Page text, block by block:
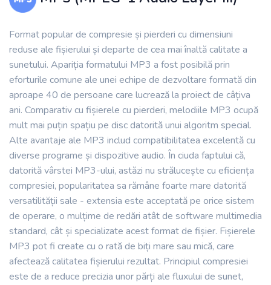
Format popular de compresie și pierderi cu dimensiuni
reduse ale fișierului și departe de cea mai înaltă calitate a
sunetului. Apariția formatului MP3 a fost posibilă prin
eforturile comune ale unei echipe de dezvoltare formată din
aproape 40 de persoane care lucrează la proiect de câțiva
ani. Comparativ cu fișierele cu pierderi, melodiile MP3 ocupă
mult mai puțin spațiu pe disc datorită unui algoritm special.
Alte avantaje ale MP3 includ compatibilitatea excelentă cu
diverse programe și dispozitive audio. În ciuda faptului că,
datorită vârstei MP3-ului, astăzi nu strălucește cu eficiența
compresiei, popularitatea sa rămâne foarte mare datorită
versatilității sale - extensia este acceptată pe orice sistem
de operare, o mulțime de redări atât de software multimedia
standard, cât și specializate acest format de fișier. Fișierele
MP3 pot fi create cu o rată de biți mare sau mică, care
afectează calitatea fișierului rezultat. Principiul compresiei
este de a reduce precizia unor părți ale fluxului de sunet,